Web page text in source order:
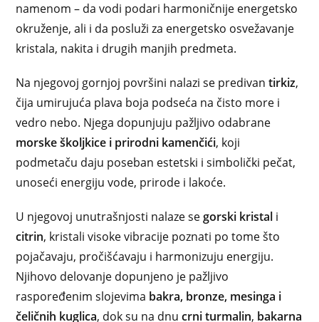
namenom – da vodi podari harmoničnije energetsko
okruženje, ali i da posluži za energetsko osvežavanje
kristala, nakita i drugih manjih predmeta.
Na njegovoj gornjoj površini nalazi se predivantirkiz,
čija umirujuća plava boja podseća na čisto more i
vedro nebo. Njega dopunjuju pažljivo odabrane
morske školjkice i prirodni kamenčići, koji
podmetaču daju poseban estetski i simbolički pečat,
unoseći energiju vode, prirode i lakoće.
U njegovoj unutrašnjosti nalaze segorski kristal i
citrin, kristali visoke vibracije poznati po tome što
pojačavaju, pročišćavaju i harmonizuju energiju.
Njihovo delovanje dopunjeno je pažljivo
raspoređenim slojevima bakra, bronze, mesinga i
čeličnih kuglica, dok su na dnucrni turmalin, bakarna